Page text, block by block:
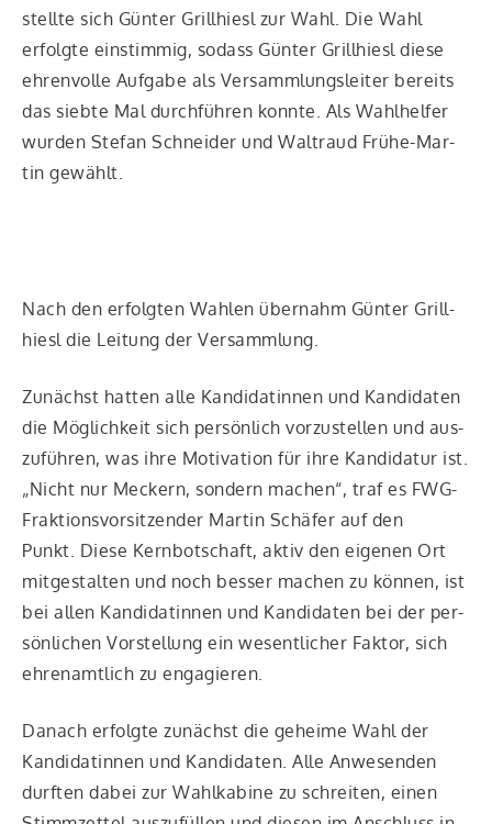
stell­te sich Gün­ter Grill­hiesl zur Wahl. Die Wahl
erfolg­te ein­stim­mig, sodass Gün­ter Grill­hiesl die­se
ehren­vol­le Auf­ga­be als Ver­samm­lungs­lei­ter bereits
das sieb­te Mal durch­füh­ren konn­te. Als Wahl­hel­fer
wur­den Ste­fan Schnei­der und Wal­traud Frü­he-Mar­
tin gewählt.
Nach den erfolg­ten Wah­len über­nahm Gün­ter Grill­
hiesl die Lei­tung der Ver­samm­lung.
Zunächst hat­ten alle Kan­di­da­tin­nen und Kan­di­da­ten
die Mög­lich­keit sich per­sön­lich vor­zu­stel­len und aus­
zu­füh­ren, was ihre Moti­va­ti­on für ihre Kan­di­da­tur ist.
„Nicht nur Meckern, son­dern machen“, traf es FWG-
Frak­ti­ons­vor­sit­zen­der Mar­tin Schä­fer auf den
Punkt. Die­se Kern­bot­schaft, aktiv den eige­nen Ort
mit­ge­stal­ten und noch bes­ser machen zu kön­nen, ist
bei allen Kan­di­da­tin­nen und Kan­di­da­ten bei der per­
sön­li­chen Vor­stel­lung ein wesent­li­cher Fak­tor, sich
ehren­amt­lich zu enga­gie­ren.
Danach erfolg­te zunächst die gehei­me Wahl der
Kan­di­da­tin­nen und Kan­di­da­ten. Alle Anwe­sen­den
durf­ten dabei zur Wahl­ka­bi­ne zu schrei­ten, einen